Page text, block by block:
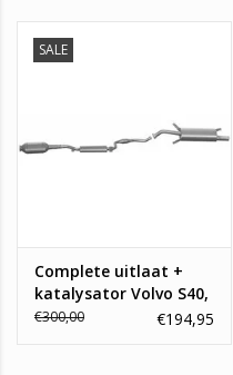
SALE
Complete uitlaat +
katalysator Volvo S40,
V40
€300,00 €194,95